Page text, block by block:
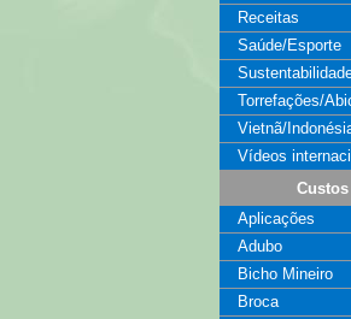
Receitas
Saúde/Esporte
Torrefações/
Vietnã/
Vídeos
Custos
Aplicações
Adubo
Bicho Mineiro
Broca